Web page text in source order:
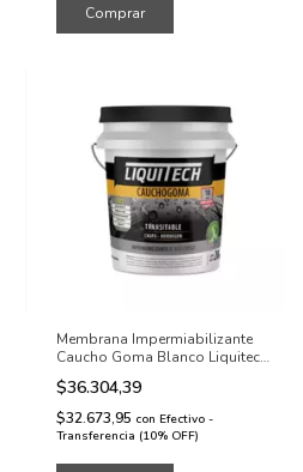
Membrana Impermiabilizante
Caucho Goma Blanco Liquitech
4 kg
$36.304,39
$32.673,95 con Efectivo -
Transferencia (10% OFF)